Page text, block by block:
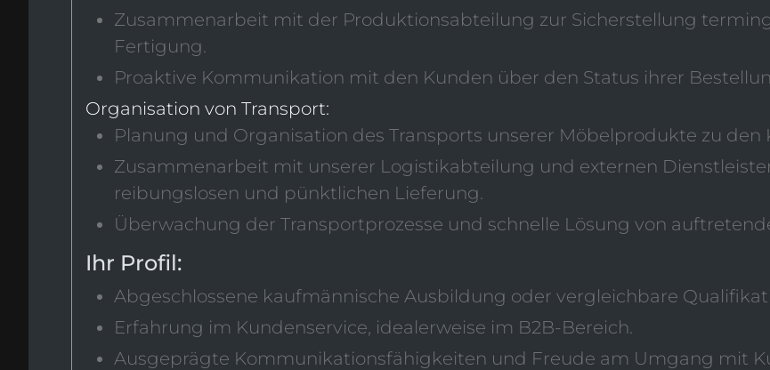
Zusammenarbeit mit der Produktionsabteilung zur Sicherstellung
Fertigung.
Proaktive Kommunikation mit den Kunden über den Status ihrer
Organisation von Transport:
Planung und Organisation des Transports unserer Möbelprodukte zu den
Zusammenarbeit mit unserer Logistikabteilung und externen
reibungslosen und pünktlichen Lieferung.
Überwachung der Transportprozesse und schnelle Lösung von
Ihr Profil:
Abgeschlossene kaufmännische Ausbildung oder vergleichbare
Erfahrung im Kundenservice, idealerweise im B2B-Bereich.
Ausgeprägte Kommunikationsfähigkeiten und Freude am Umgang mit